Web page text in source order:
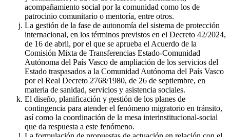
acompañamiento social por la comunidad como los de
patrocinio comunitario o mentoría, entre otros.
La gestión de la fase de autonomía del sistema de protección
internacional, en los términos previstos en el Decreto 42/2024,
de 16 de abril, por el que se aprueba el Acuerdo de la
Comisión Mixta de Transferencias Estado-Comunidad
Autónoma del País Vasco de ampliación de los servicios del
Estado traspasados a la Comunidad Autónoma del País Vasco
por el Real Decreto 2768/1980, de 26 de septiembre, en
materia de sanidad, servicios y asistencia sociales.
El diseño, planificación y gestión de los planes de
contingencia para atender el fenómeno migratorio en tránsito,
así como la coordinación de la mesa interinstitucional-social
que da respuesta a este fenómeno.